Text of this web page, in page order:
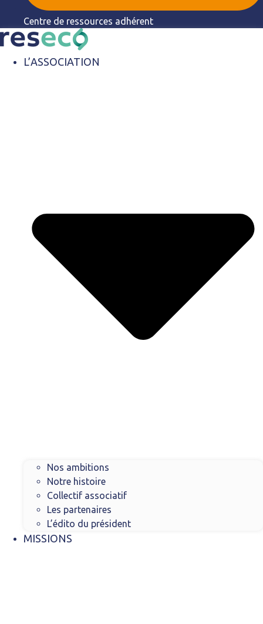
Centre de ressources adhérent
L’ASSOCIATION
Nos ambitions
Notre histoire
Collectif associatif
Les partenaires
L’édito du président
MISSIONS